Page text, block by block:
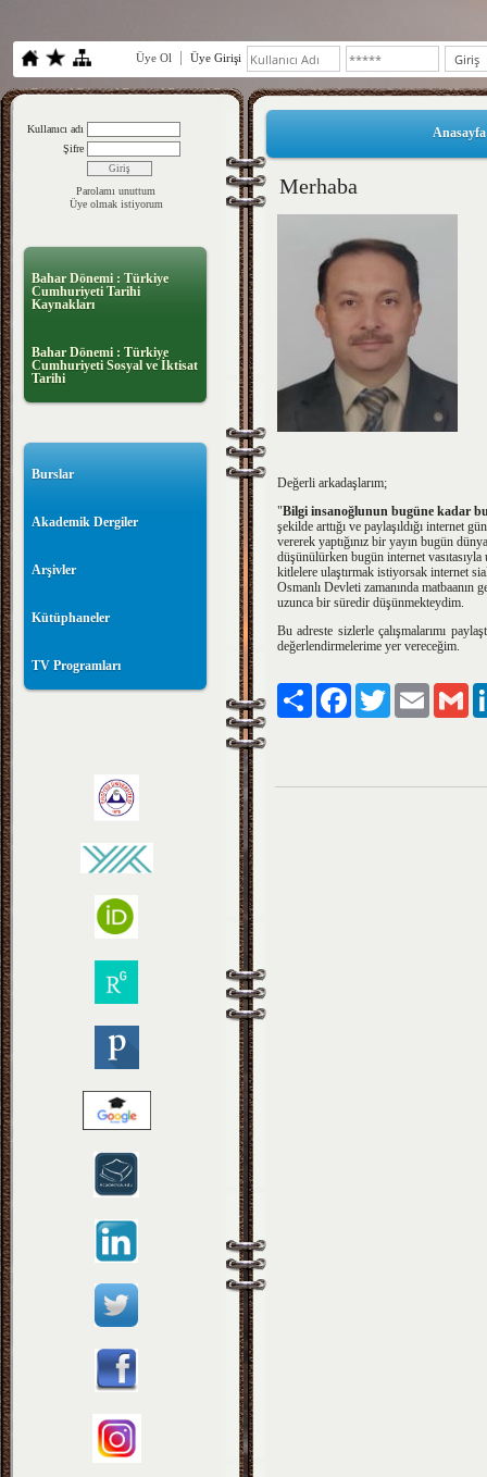
Üye Ol Üye Girişi
Kullanıcı adı
Şifre
Parolamı unuttum
Üye olmak istiyorum
Bahar Dönemi : Türkiye
Cumhuriyeti Tarihi
Kaynakları
Bahar Dönemi : Türkiye
Cumhuriyeti Sosyal ve İktisat
Tarihi
Burslar
Akademik Dergiler
Arşivler
Kütüphaneler
TV Programları
Anasayfa
Merhaba
Değerli arkadaşlarım;
"Bilgi insanoğlunun bugüne kadar
şekilde arttığı ve paylaşıldığı internet
vererek yaptığınız bir yayın bugün
düşünülürken bugün internet vasıtasıyla
kitlelere ulaştırmak istiyorsak internet
Osmanlı Devleti zamanında
uzunca bir süredir düşünmekteydim.
Bu adreste sizlerle çalışmalarımı
değerlendirmelerime yer vereceğim.
Paylaş FacebookTwitter Email